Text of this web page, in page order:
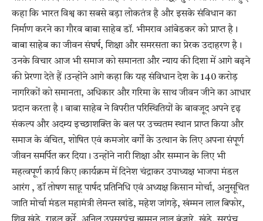
कहा कि भारत विश्व का सबसे बड़ा लोकतंत्र है और इसके संविधान का
निर्माण करने का गौरव बाबा साहेब डॉ. भीमराव आंबेडकर को प्राप्त है।
बाबा साहेब का जीवन संघर्ष, शिक्षा और समरसता का प्रेरक उदाहरण है।
उनके विचार आज भी समाज को समानता और न्याय की दिशा में आगे बढ़ने
की प्रेरणा देते हैं।उन्होंने आगे कहा कि यह संविधान देश के 140 करोड़
नागरिकों को समानता, अधिकार और गरिमा के साथ जीवन जीने का आधार
प्रदान करता है। बाबा साहेब ने विपरीत परिस्थितियों के बावजूद अपने दृढ़
संकल्प और अदम्य इच्छाशक्ति के बल पर उच्चतम स्थान प्राप्त किया और
समाज के वंचित, शोषित एवं कमजोर वर्गों के उत्थान के लिए अपना संपूर्ण
जीवन समर्पित कर दिया। उन्होंने नारी शिक्षा और सम्मान के लिए भी
महत्वपूर्ण कार्य किए।कार्यक्रम में दिनेश चंद्राकर उपाध्यक्ष भाजपा मंडल
आरंग , डॉ तोषण साहू पार्षद प्रतिनिधि एवं अध्यक्ष किसान मोर्चा, अनुसूचित
जाति मोर्चा मंडल महामंत्री लेमन्त खांडे, महेश जांगड़े, खंम्मन लाल बिफोर,